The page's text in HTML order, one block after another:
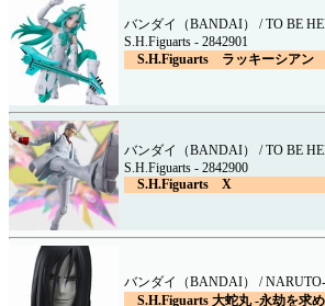
バンダイ（BANDAI） / TO BE
S.H.Figuarts - 2842901
S.H.Figuarts ラッキーシアン
バンダイ（BANDAI） / TO BE
S.H.Figuarts - 2842900
S.H.Figuarts X
バンダイ（BANDAI） /
S.H.Figuarts 大蛇丸 -永劫を求